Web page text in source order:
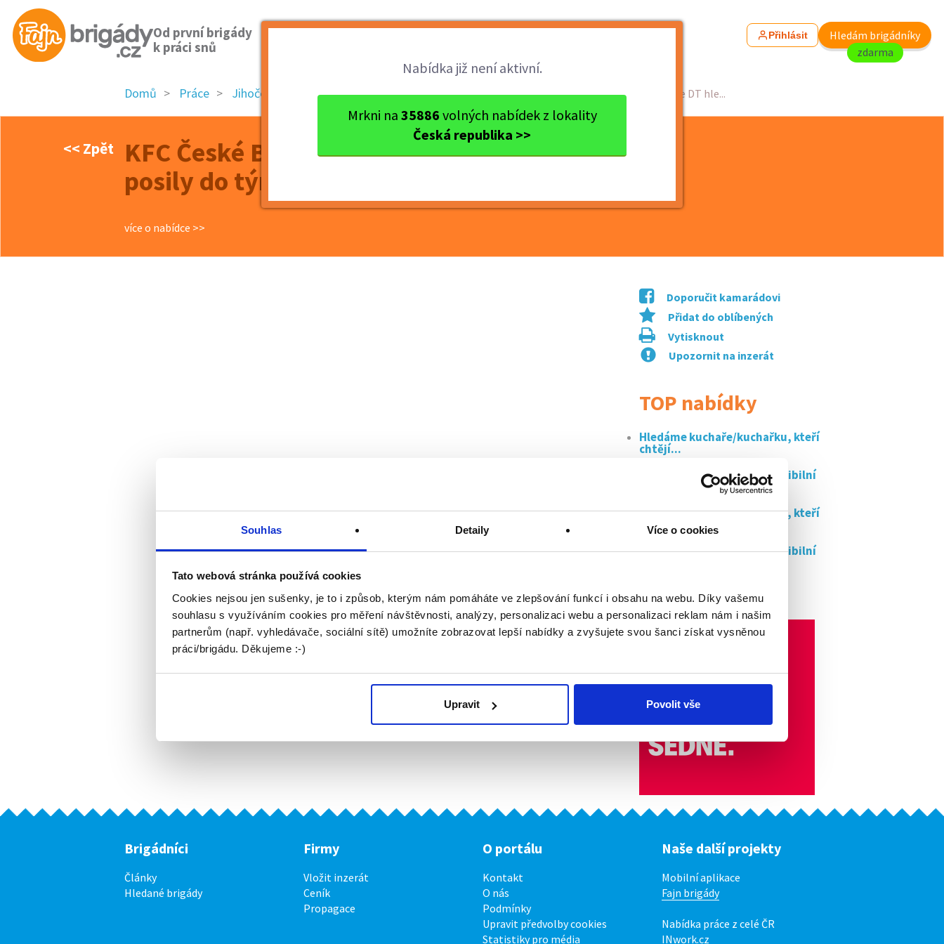
Souhlas Detaily Více o cookies
Tato webová stránka používá cookies
Cookies nejsou jen sušenky, je to i způsob, kterým nám pomáháte ve zlepšování funkcí i obsahu na webu. Díky vašemu
souhlasu s využíváním cookies pro měření návštěvnosti, analýzy, personalizaci webu a personalizaci reklam nám i našim
partnerům (např. vyhledávače, sociální sítě) umožníte zobrazovat lepší nabídky a zvyšujete svou šanci získat vysněnou
práci/brigádu. Děkujeme :-)
Upravit Povolit vše
Od první brigády
k práci snů
Přihlásit
Hledám brigádníky
zdarma
Nabídka již není aktivní.
Mrkni na 35886 volných nabídek z lokality
Česká republika >>
Domů Práce Jihočeský kraj okres České Budějovice České Budějovice KFC České Budějovice DT hle...
<< Zpět
KFC České Budějovice DT hledá nové
posily do týmu!
více o nabídce >>
Doporučit kamarádovi
Přidat do oblíbených
Vytisknout
Upozornit na inzerát
TOP nabídky
Hledáme kuchaře/kuchařku, kteří
chtějí...
Lektor/lektorka (ozp) – flexibilní
Hledáme kuchaře/kuchařku, kteří
chtějí...
Lektor/lektorka (ozp) – flexibilní
Brigádníci
Články
Hledané brigády
Firmy
Vložit inzerát
Ceník
Propagace
O portálu
Kontakt
O nás
Podmínky
Upravit předvolby cookies
Statistiky pro média
Naše další projekty
Mobilní aplikace
Fajn brigády
Nabídka práce z celé ČR
INwork.cz